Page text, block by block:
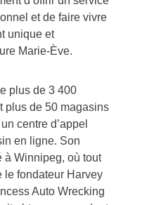
d’offrir un service
et de faire vivre
unique et
Marie-Ève.
plus de 3 400
plus de 50 magasins
centre d’appel
en ligne. Son
à Winnipeg, où tout
le fondateur Harvey
Auto Wrecking